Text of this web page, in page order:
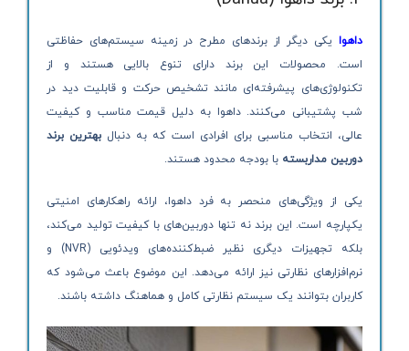
داهوا یکی دیگر از برندهای مطرح در زمینه سیستم‌های حفاظتی
است. محصولات این برند دارای تنوع بالایی هستند و از
تکنولوژی‌های پیشرفته‌ای مانند تشخیص حرکت و قابلیت دید در
شب پشتیبانی می‌کنند. داهوا به دلیل قیمت مناسب و کیفیت
عالی، انتخاب مناسبی برای افرادی است که به دنبال بهترین برند
دوربین مداربسته با بودجه محدود هستند.
یکی از ویژگی‌های منحصر به فرد داهوا، ارائه راهکارهای امنیتی
یکپارچه است. این برند نه تنها دوربین‌های با کیفیت تولید می‌کند،
بلکه تجهیزات دیگری نظیر ضبط‌کننده‌های ویدئویی (NVR) و
نرم‌افزارهای نظارتی نیز ارائه می‌دهد. این موضوع باعث می‌شود که
کاربران بتوانند یک سیستم نظارتی کامل و هماهنگ داشته باشند.